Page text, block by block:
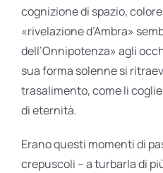
cognizione di spazio,
«rivelazione d’Ambra»
dell’Onnipotenza» agli
sua forma solenne si
trasalimento, come li
di eternità.
Erano questi momenti di
crepuscoli – a turbarla di